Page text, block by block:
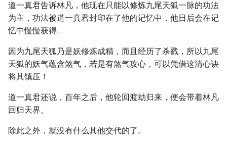
道一真君告诉林凡，他现在只能以修炼九尾天狐一脉的功法
为主，功法被道一真君封印在了他的记忆中，他日后会在记
忆中慢慢获得....
因为九尾天狐乃是妖修炼成精，而且经历了杀戮，所以九尾
天狐的妖气蕴含煞气，若是有煞气攻心，可以凭借这清心诀
将其镇压！
道一真君还说，百年之后，他轮回渡劫归来，便会带着林凡
回归天界。
除此之外，就没有什么其他交代的了。